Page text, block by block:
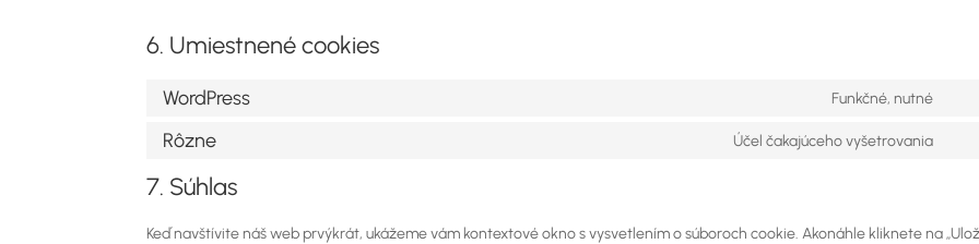
6. Umiestnené cookies
WordPress Funkčné, nutné
Rôzne Účel čakajúceho vyšetrovania
7. Súhlas
Keď navštívite náš web prvýkrát, ukážeme vám kontextové okno s vysvetlením o súboroch cookie. Akonáhle kliknete na